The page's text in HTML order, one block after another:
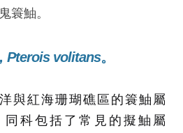
簑鮋。
Pterois volitans。
與紅海珊瑚礁區的簑鮋屬
同科包括了常見的擬鮋屬